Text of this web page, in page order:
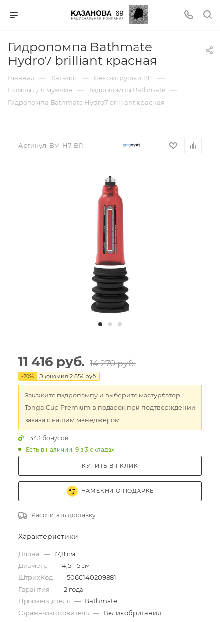
Гидропомпа Bathmate
Hydro7 brilliant красная
Главная — Каталог — Секс-игрушки 18+ —
Помпы для мужчин — Гидропомпы Bathmate —
Гидропомпа Bathmate Hydro7 brilliant красная
Артикул: BM-H7-BR
11 416 руб. 14 270 руб.
-20% Экономия 2 854 руб.
Закажите гидропомпу и выберите мастурбатор
Tonga Cup Premium в подарок при подтверждении
заказа с нашим менеджером
+ 343 бонусов
Есть в наличии: 9 в 3 складах
КУПИТЬ В 1 КЛИК
НАМЕКНИ О ПОДАРКЕ
Рассчитать доставку
Характеристики
Длина — 17,8 см
Диаметр — 4,5 - 5 см
ШтрихКод — 5060140209881
Гарантия — 2 года
Производитель — Bathmate
Страна-изготовитель — Великобритания